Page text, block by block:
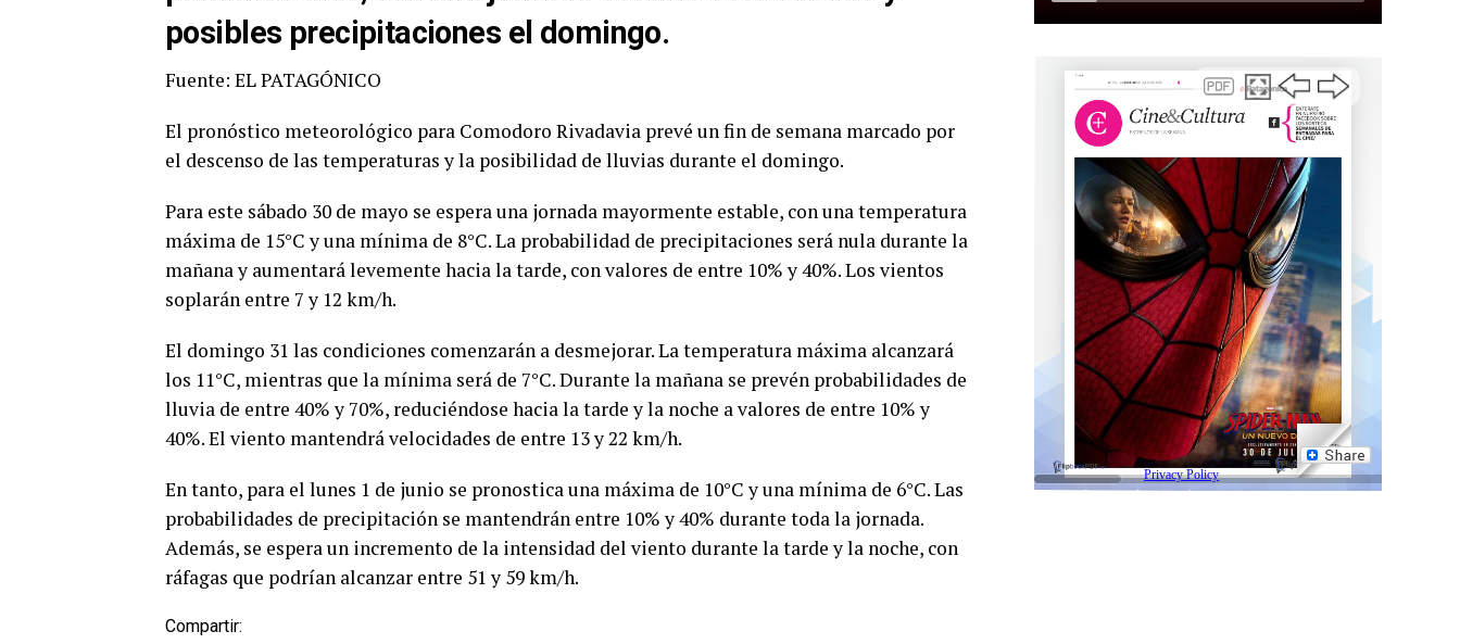
posibles precipitaciones el domingo.
Fuente: EL PATAGÓNICO
El pronóstico meteorológico para Comodoro Rivadavia prevé un fin de semana marcado por
el descenso de las temperaturas y la posibilidad de lluvias durante el domingo.
Para este sábado 30 de mayo se espera una jornada mayormente estable, con una temperatura
máxima de 15°C y una mínima de 8°C. La probabilidad de precipitaciones será nula durante la
mañana y aumentará levemente hacia la tarde, con valores de entre 10% y 40%. Los vientos
soplarán entre 7 y 12 km/h.
El domingo 31 las condiciones comenzarán a desmejorar. La temperatura máxima alcanzará
los 11°C, mientras que la mínima será de 7°C. Durante la mañana se prevén probabilidades de
lluvia de entre 40% y 70%, reduciéndose hacia la tarde y la noche a valores de entre 10% y
40%. El viento mantendrá velocidades de entre 13 y 22 km/h.
En tanto, para el lunes 1 de junio se pronostica una máxima de 10°C y una mínima de 6°C. Las
probabilidades de precipitación se mantendrán entre 10% y 40% durante toda la jornada.
Además, se espera un incremento de la intensidad del viento durante la tarde y la noche, con
ráfagas que podrían alcanzar entre 51 y 59 km/h.
Compartir: